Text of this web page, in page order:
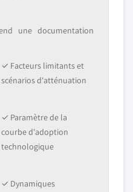
une documentation
✓ Facteurs limitants et
scénarios d'atténuation
✓ Paramètre de la
courbe d'adoption
technologique
✓ Dynamiques